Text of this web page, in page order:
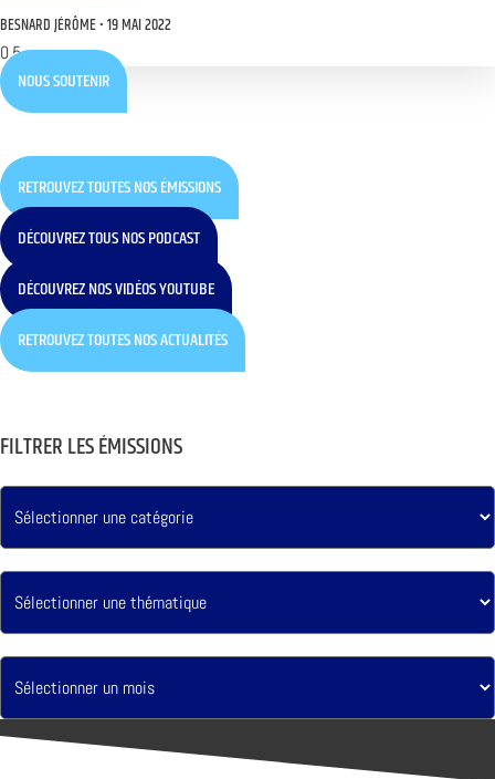
BESNARD JÉRÔME 19 MAI 2022
NOUS SOUTENIR
RETROUVEZ TOUTES NOS ÉMISSIONS
DÉCOUVREZ TOUS NOS PODCAST
DÉCOUVREZ NOS VIDÉOS YOUTUBE
RETROUVEZ TOUTES NOS ACTUALITÉS
FILTRER LES ÉMISSIONS